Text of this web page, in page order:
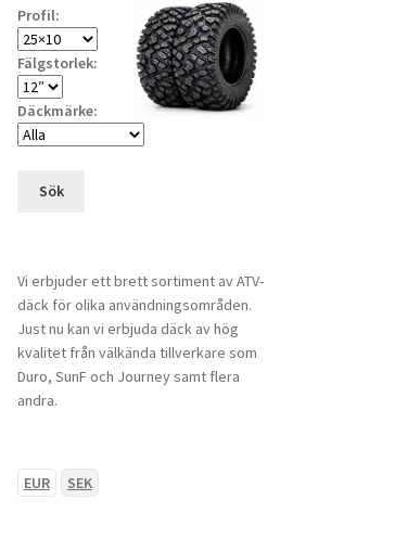
Profil:
Fälgstorlek:
Däckmärke:
Sök
Vi erbjuder ett brett sortiment av ATV-
däck för olika användningsområden.
Just nu kan vi erbjuda däck av hög
kvalitet från välkända tillverkare som
Duro, SunF och Journey samt flera
andra.
EUR SEK